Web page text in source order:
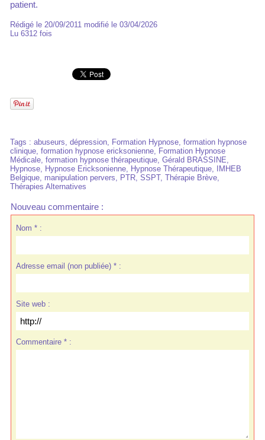
patient.
Rédigé le 20/09/2011 modifié le 03/04/2026
Lu 6312 fois
Tags : abuseurs, dépression, Formation Hypnose, formation hypnose
clinique, formation hypnose ericksonienne, Formation Hypnose
Médicale, formation hypnose thérapeutique, Gérald BRASSINE,
Hypnose, Hypnose Ericksonienne, Hypnose Thérapeutique,
IMHEB
Belgique, manipulation pervers, PTR, SSPT, Thérapie Brève,
Thérapies Alternatives
Nouveau commentaire :
Nom * :
Adresse email (non publiée) * :
Site web :
Commentaire * :